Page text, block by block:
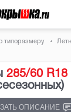
типоразмеру
285/60 R18
ОПИСАНИЕ